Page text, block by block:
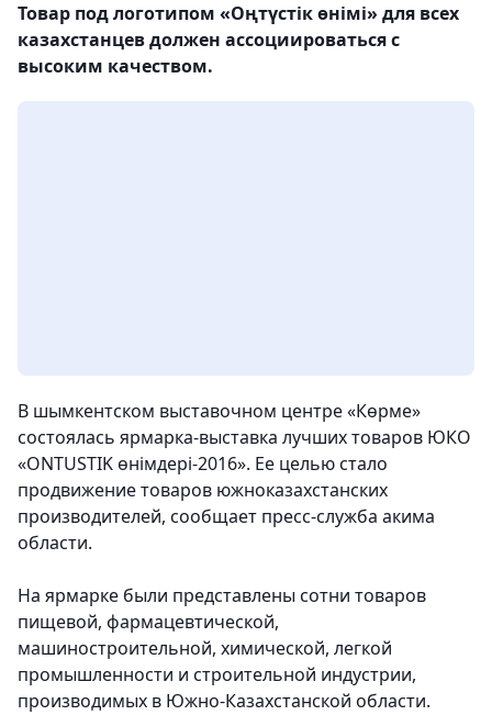
Товар под логотипом «Оңтүстік өнімі» для всех
казахстанцев должен ассоциироваться с
высоким качеством.
В шымкентском выставочном центре «Көрме»
состоялась ярмарка-выставка лучших товаров ЮКО
«ONTUSTIK өнімдері-2016». Ее целью стало
продвижение товаров южноказахстанских
производителей, сообщает пресс-служба акима
области.
На ярмарке были представлены сотни товаров
пищевой, фармацевтической,
машиностроительной, химической, легкой
промышленности и строительной индустрии,
производимых в Южно-Казахстанской области.